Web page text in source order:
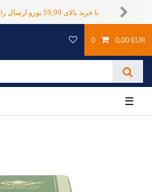
شیوه های پرداخت متفاوت
Next
0 0,00 EUR
☰